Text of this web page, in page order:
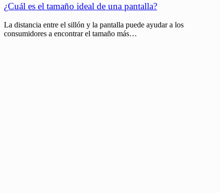
¿Cuál es el tamaño ideal de una pantalla?
La distancia entre el sillón y la pantalla puede ayudar a los
consumidores a encontrar el tamaño más…